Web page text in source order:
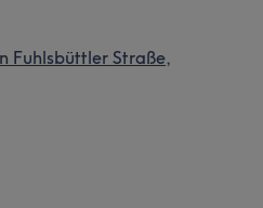
Fuhlsbüttler Straße,